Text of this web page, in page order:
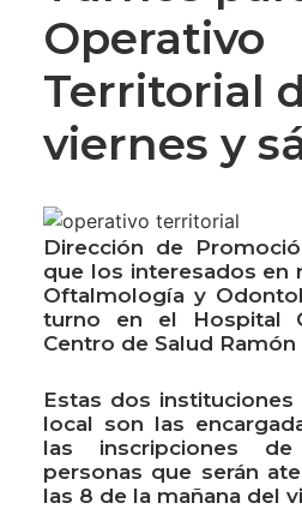
HCD
TRÁMITES Y SERVICIOS
CIUDAD
PARQUE INDUSTRIAL
Operativo
Territorial
viernes y
Dirección de
que los interesados en
Oftalmología y
turno en el Hospital
Centro de Salud Ramón
Estas dos instituciones
local son las
las inscripciones
personas que serán
las 8 de la mañana del